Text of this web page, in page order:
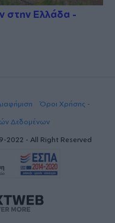
στην Ελλάδα -
Όροι Χρήσης -
Δεδομένων
- All Right Reserved